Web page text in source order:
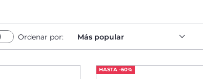
Ordenar por: Más popular
HASTA -60%